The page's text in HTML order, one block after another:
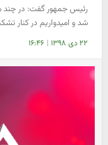
رئیس جمهور گفت: در چند
شد و امیدواریم در کنار
۲۲ دی ۱۳۹۸ | ۱۶:۴۶